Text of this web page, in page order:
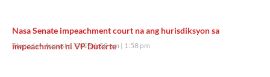
Nasa Senate impeachment court na ang hurisdiksyon sa
impeachment ni VP Duterte
Thursday, August 6, 2026 1:58 pm 1:58 pm